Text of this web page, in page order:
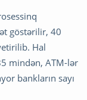
göstərilir, 40
Hal
mindən, ATM-lər
bankların sayı